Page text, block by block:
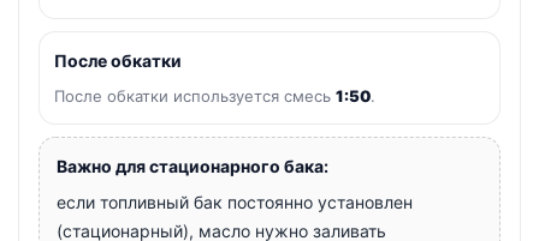
После обкатки
После обкатки используется смесь 1:50.
Важно для стационарного бака:
если топливный бак постоянно установлен
(стационарный), масло нужно заливать